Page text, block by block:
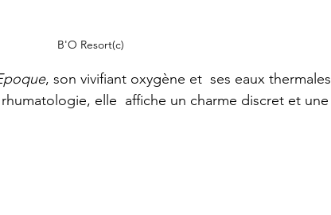
B'O Resort(c)
, son vivifiant oxygène et  ses eaux thermales
elle  affiche un charme discret et une